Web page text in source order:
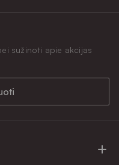
sužinoti apie akcijas